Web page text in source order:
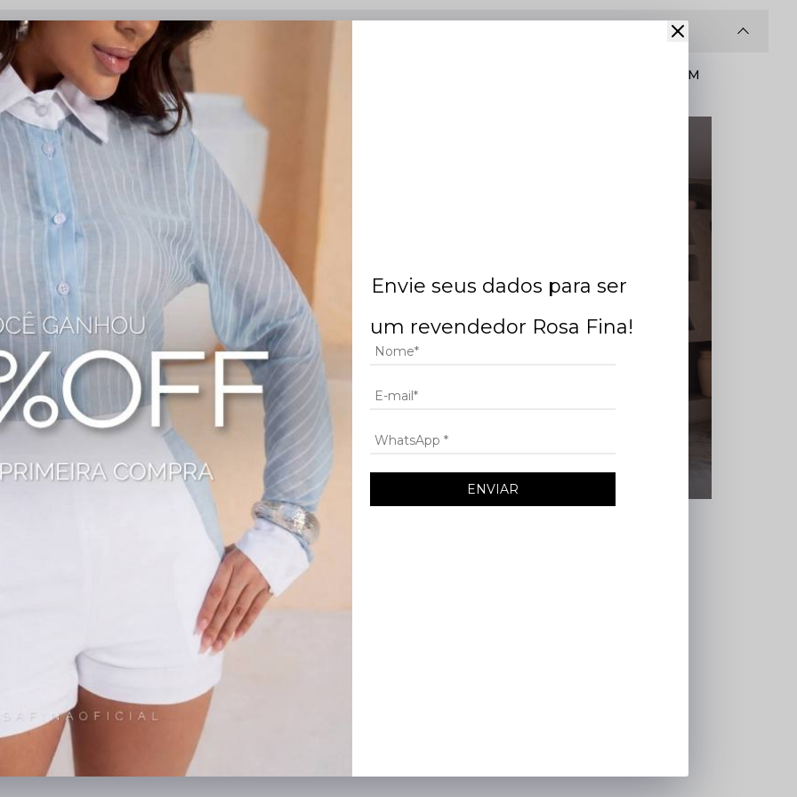
produções modernas e elegantes. A blusa cropped possui manga longa, gola
acabamento refinado e harmonioso. O bolso cargo frontal ganha destaque
contemporâneo e sofisticado. O punho com botão complementa a estrutura
por zíper e detalhe em aviamento dourado, valorizando ainda mais o visual.
aceitação no atacado feminino, ideal para lojistas que buscam peças modernas e
diversos fretes; compra segura; melhor modelagem.
para lojistas B2B.
CONHEÇA DE ONDE VEM
Envie seus dados para ser
um revendedor Rosa Fina!
ENVIAR